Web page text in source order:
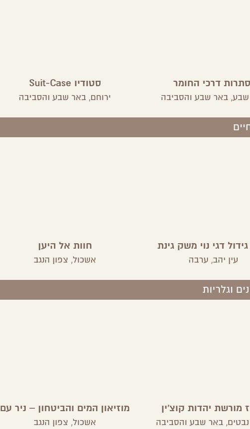
דרכי החומר
שבע,באר שבע והסביבה
סטודיו Suit-Case
ירוחם, באר שבע והסביבה
דגי נוי משק גינת
עין יהב, ערבה
חוות אל היען
אשכול, צפון הנגב
וגלריות
מורשת יהדות קוצ'ין
באר שבע והסביבה
מוזיאון המים והביטחון – ניר עם
אשכול, צפון הנגב